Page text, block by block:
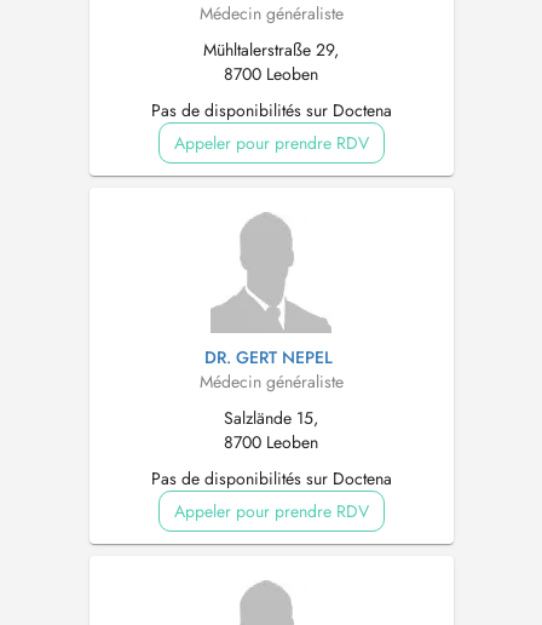
Médecin généraliste
Mühltalerstraße 29,
8700 Leoben
Pas de disponibilités sur Doctena
Appeler pour prendre RDV
DR. GERT NEPEL
Médecin généraliste
Salzlände 15,
8700 Leoben
Pas de disponibilités sur Doctena
Appeler pour prendre RDV